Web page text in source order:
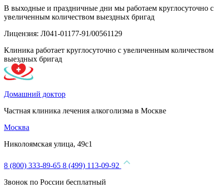
В выходные и праздничные дни мы работаем круглосуточно с
увеличенным количеством выездных бригад
Лицензия: Л041-01177-91/00561129
Клиника работает круглосуточно с увеличенным количеством
выездных бригад
Домашний доктор
Частная клиника лечения алкоголизма в Москве
Москва
Николоямская улица, 49с1
8 (800) 333-89-65 8 (499) 113-09-92
Звонок по России бесплатный